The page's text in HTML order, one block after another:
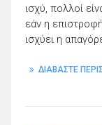
ισχύ, πολλοί
εάν η
ισχύει η
ΔΙΑΒΑΣΤΕ